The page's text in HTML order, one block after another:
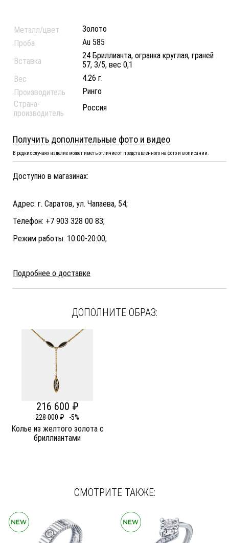
Металл/цвет
Золото
Проба
Au 585
Вставка
24 Бриллианта, огранка круглая, граней
57, 3/5, вес 0,1
Вес
4.26 г.
Производитель
Ринго
Страна-
производитель
Россия
Получить дополнительные фото и видео
В редких случаях изделие может иметь отличие от представленного на фото и в описании.
Доступно в магазинах:
Адрес: г. Саратов, ул. Чапаева, 54;
Телефон: +7 903 328 00 83;
Режим работы: 10:00-20:00;
Подробнее о доставке
ДОПОЛНИТЕ ОБРАЗ:
216 600 ₽
228 000 ₽ -5%
Колье из желтого золота c
бриллиантами
СМОТРИТЕ ТАКЖЕ: